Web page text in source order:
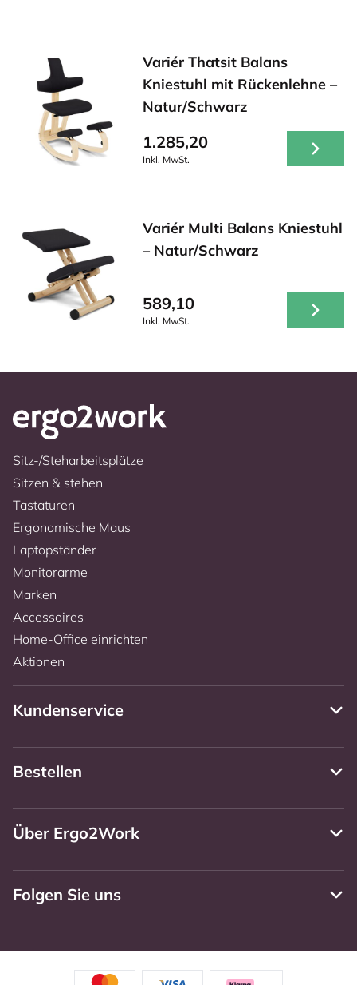
Variér Thatsit Balans
Kniestuhl mit Rückenlehne –
Natur/Schwarz
1.285,20
Inkl. MwSt.
Variér Multi Balans Kniestuhl
– Natur/Schwarz
589,10
Inkl. MwSt.
Sitz-/Steharbeitsplätze
Sitzen & stehen
Tastaturen
Ergonomische Maus
Laptopständer
Monitorarme
Marken
Accessoires
Home-Office einrichten
Aktionen
Kundenservice
Bestellen
Über Ergo2Work
Folgen Sie uns